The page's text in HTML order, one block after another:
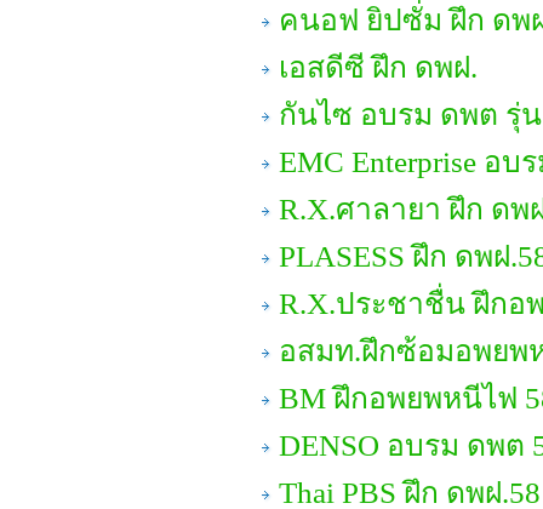
คนอฟ ยิปซั่ม ฝึก ดพ
เอสดีซี ฝึก ดพฝ.
กันไซ อบรม ดพต รุ่
EMC Enterprise อบ
R.X.ศาลายา ฝึก ดพ
PLASESS ฝึก ดพฝ
R.X.ประชาชื่น ฝึกอ
อสมท.ฝึกซ้อมอพยพ
BM ฝึกอพยพหนีไฟ
DENSO อบรม ดพต
Thai PBS ฝึก ดพฝ.58